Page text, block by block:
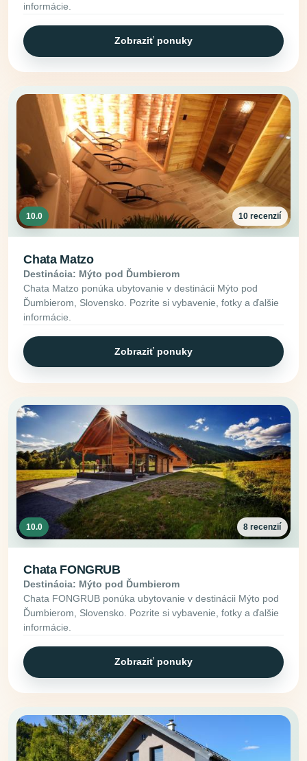
informácie.
Zobraziť ponuky
10.0 10 recenzií
Chata Matzo
Destinácia: Mýto pod Ďumbierom
Chata Matzo ponúka ubytovanie v destinácii Mýto pod
Ďumbierom, Slovensko. Pozrite si vybavenie, fotky a ďalšie
informácie.
Zobraziť ponuky
10.0 8 recenzií
Chata FONGRUB
Destinácia: Mýto pod Ďumbierom
Chata FONGRUB ponúka ubytovanie v destinácii Mýto pod
Ďumbierom, Slovensko. Pozrite si vybavenie, fotky a ďalšie
informácie.
Zobraziť ponuky